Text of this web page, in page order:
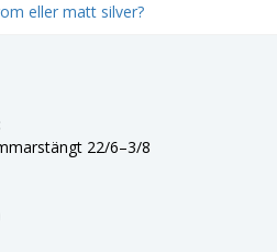
eller matt silver?
22/6–3/8